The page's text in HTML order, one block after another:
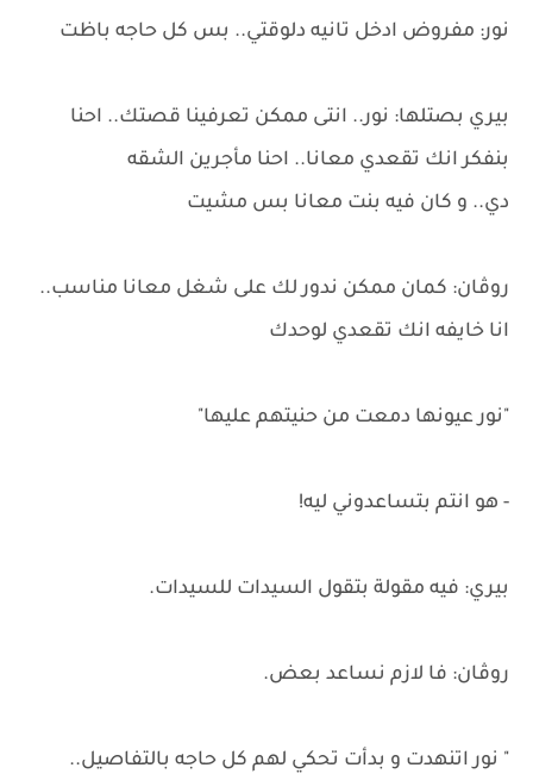
نور: مفروض ادخل تانيه دلوقتي.. بس كل حاجه باظت
بيري بصتلها: نور.. انتى ممكن تعرفينا قصتك.. احنا
بنفكر انك تقعدي معانا.. احنا مأجرين الشقه
دي.. و كان فيه بنت معانا بس مشيت
روڤان: كمان ممكن ندور لك على شغل معانا مناسب..
انا خايفه انك تقعدي لوحدك
"نور عيونها دمعت من حنيتهم عليها"
- هو انتم بتساعدوني ليه!
بيري: فيه مقولة بتقول السيدات للسيدات.
روڤان: فا لازم نساعد بعض.
" نور اتنهدت و بدأت تحكي لهم كل حاجه بالتفاصيل..